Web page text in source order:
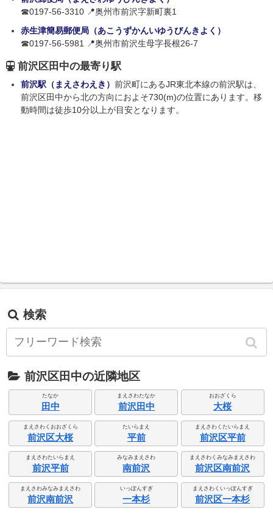
☎0197-56-3310 📍奥州市前沢字新町裏1
赤生津簡易郵便局（あこうずかんいゆうびんきよく）
☎0197-56-5981 📍奥州市前沢生母字長根26-7
前沢区田中の最寄り駅
前沢駅（まえさわえき） 前沢町にあるJR東北本線の前沢駅は、
前沢区田中から北の方向におよそ730(m)の位置にあります。移
動時間は徒歩10分以上が目安となります。
検索
前沢区田中の近隣地区
たなか
田中
まえさわたなか
前沢田中
おおざくら
大桜
まえさわくおおざくら
前沢区大桜
たいらまえ
平前
まえさわくたいらまえ
前沢区平前
まえさわたいらまえ
前沢平前
みなみまえさわ
南前沢
まえさわくみなみまえさわ
前沢区南前沢
まえさわみなみまえさわ
前沢南前沢
いっぽんすぎ
一本杉
まえさわくいっぽんすぎ
前沢区一本杉